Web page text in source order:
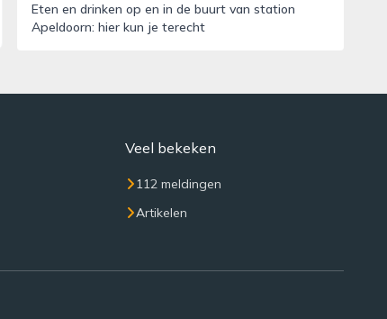
Eten en drinken op en in de buurt van station
Apeldoorn: hier kun je terecht
Veel bekeken
112 meldingen
Artikelen